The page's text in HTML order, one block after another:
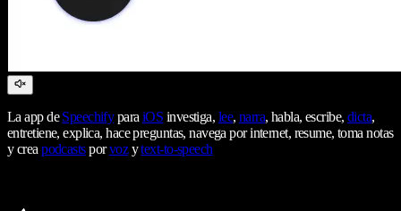
La app deSpeechifyparaiOS investiga, lee, narra, habla, escribe, dicta,
entretiene, explica, hace preguntas, navega por internet, resume, toma notas
y creapodcastsporvozytext-to-speech